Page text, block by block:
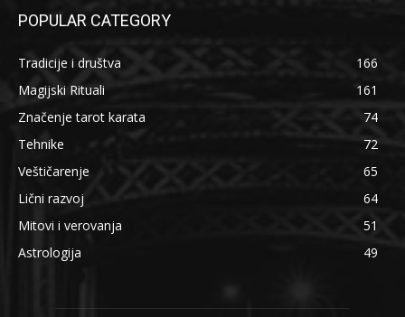
POPULAR CATEGORY
Tradicije i društva
166
Magijski Rituali
161
Značenje tarot karata
74
Tehnike
72
Veštičarenje
65
Lični razvoj
64
Mitovi i verovanja
51
Astrologija
49